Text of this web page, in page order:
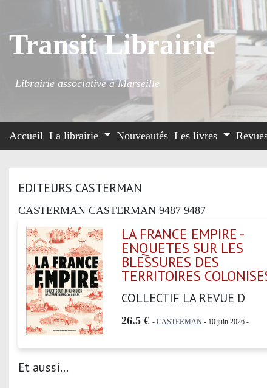
Transit Librairie
Librairie associative à Marseille
Accueil La librairie Nouveautés Les livres
EDITEURS CASTERMAN
CASTERMAN CASTERMAN 9487 9487
LA FRANCE EMPIRE -
ENQUETES SUR LES
BLESSURES DES
TERRITOIRES
COLLECTIF LA REVUE D
26.5 € -CASTERMAN - 10 juin 2026 -
Et aussi...